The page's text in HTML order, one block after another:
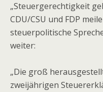
„Steuergerechtigkeit
CDU/CSU und FDP
steuerpolitische
weiter:
„Die groß
zweijährigen